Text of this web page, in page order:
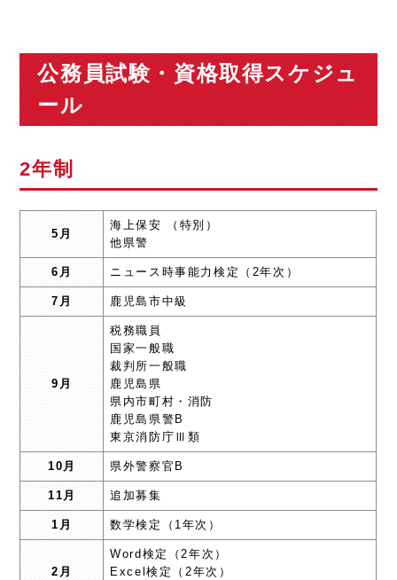
公務員試験・資格取得スケジュ
ール
2年制
5月
海上保安 （特別）
他県警
6月 ニュース時事能力検定（2年次）
7月 鹿児島市中級
9月
税務職員
国家一般職
裁判所一般職
鹿児島県
県内市町村・消防
鹿児島県警B
東京消防庁Ⅲ類
10月 県外警察官B
11月 追加募集
1月 数学検定（1年次）
2月
Word検定（2年次）
Excel検定（2年次）